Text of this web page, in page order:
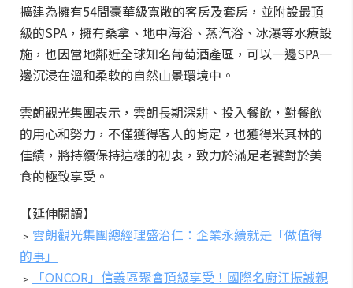
擴建為擁有54間豪華級寬敞的客房及套房，並附設最頂
級的SPA，擁有桑拿、地中海浴、蒸汽浴、冰瀑等水療設
施，也因當地鄰近全球知名葡萄酒產區，可以一邊SPA一
邊沉浸在溫和柔軟的自然山景環境中。
雲朗觀光集團表示，雲朗長期深耕、投入餐飲，對餐飲
的用心和努力，不僅獲得客人的肯定，也獲得米其林的
佳績，將持續保持這樣的初衷，致力於滿足老饕對於美
食的極致享受。
【延伸閱讀】
﹥ 雲朗觀光集團總經理盛治仁：企業永續就是「做值得
的事」
﹥
「ONCOR」信義區聚會頂級享受！國際名廚江振誠親